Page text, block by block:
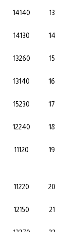
13
14140
14
14130
15
13260
16
13140
17
15230
18
12240
19
11120
20
11220
21
12150